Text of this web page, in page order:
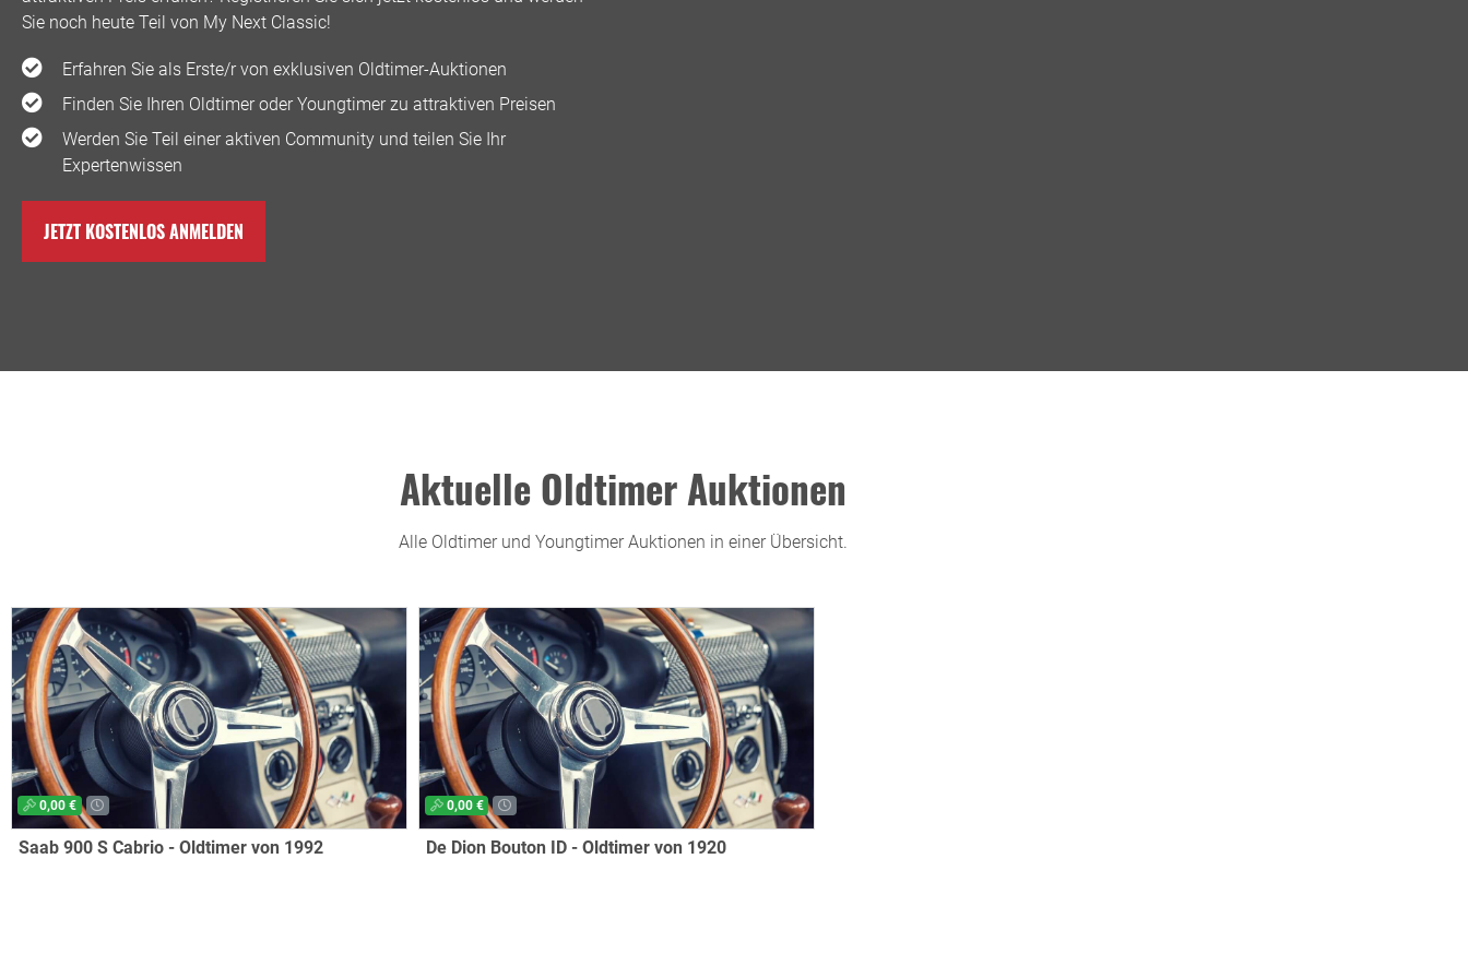
Sie noch heute Teil von My Next Classic! ️
Erfahren Sie als Erste/r von exklusiven Oldtimer-Auktionen
Finden Sie Ihren Oldtimer oder Youngtimer zu attraktiven Preisen
Werden Sie Teil einer aktiven Community und teilen Sie Ihr
Expertenwissen
JETZT KOSTENLOS ANMELDEN
Aktuelle Oldtimer Auktionen
Alle Oldtimer und Youngtimer Auktionen in einer Übersicht.
0,00 €
Saab 900 S Cabrio - Oldtimer von 1992
0,00 €
De Dion Bouton ID - Oldtimer von 1920